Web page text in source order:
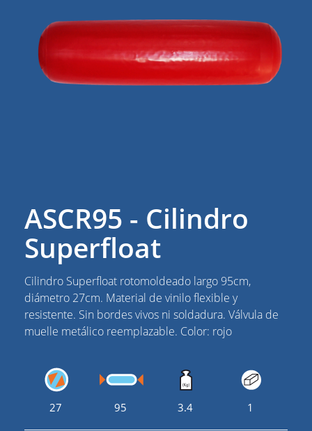
ASCR95 - Cilindro
Superfloat
Cilindro Superfloat rotomoldeado largo 95cm,
diámetro 27cm. Material de vinilo flexible y
resistente. Sin bordes vivos ni soldadura. Válvula de
muelle metálico reemplazable. Color: rojo
27 95 3.4 1